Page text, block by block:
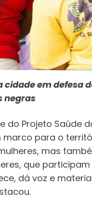
em defesa
negras
do Projeto Saúde
para o
mas
que
dá voz e